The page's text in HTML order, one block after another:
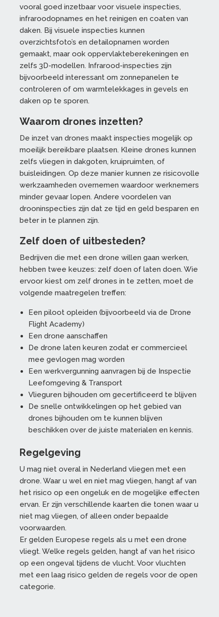
vooral goed inzetbaar voor visuele inspecties,
infraroodopnames en het reinigen en coaten van
daken. Bij visuele inspecties kunnen
overzichtsfoto’s en detailopnamen worden
gemaakt, maar ook oppervlakteberekeningen en
zelfs 3D-modellen. Infrarood-inspecties zijn
bijvoorbeeld interessant om zonnepanelen te
controleren of om warmtelekkages in gevels en
daken op te sporen.
Waarom drones inzetten?
De inzet van drones maakt inspecties mogelijk op
moeilijk bereikbare plaatsen. Kleine drones kunnen
zelfs vliegen in dakgoten, kruipruimten, of
buisleidingen. Op deze manier kunnen ze risicovolle
werkzaamheden overnemen waardoor werknemers
minder gevaar lopen. Andere voordelen van
drooninspecties zijn dat ze tijd en geld besparen en
beter in te plannen zijn.
Zelf doen of uitbesteden?
Bedrijven die met een drone willen gaan werken,
hebben twee keuzes: zelf doen of laten doen. Wie
ervoor kiest om zelf drones in te zetten, moet de
volgende maatregelen treffen:
Een piloot opleiden (bijvoorbeeld via de Drone
Flight Academy)
Een drone aanschaffen
De drone laten keuren zodat er commercieel
mee gevlogen mag worden
Een werkvergunning aanvragen bij de Inspectie
Leefomgeving & Transport
Vlieguren bijhouden om gecertificeerd te blijven
De snelle ontwikkelingen op het gebied van
drones bijhouden om te kunnen blijven
beschikken over de juiste materialen en kennis.
Regelgeving
U mag niet overal in Nederland vliegen met een
drone. Waar u wel en niet mag vliegen, hangt af van
het risico op een ongeluk en de mogelijke effecten
ervan. Er zijn verschillende kaarten die tonen waar u
niet mag vliegen, of alleen onder bepaalde
voorwaarden.
Er gelden Europese regels als u met een drone
vliegt. Welke regels gelden, hangt af van het risico
op een ongeval tijdens de vlucht. Voor vluchten
met een laag risico gelden de regels voor de open
categorie.